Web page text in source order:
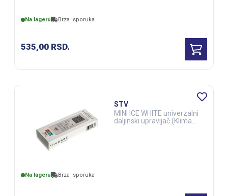
Na lageru Brza isporuka
535,00 RSD.
Na lageru Brza isporuka
STV
MINI ICE WHITE univerzalni
daljinski upravljač (Klima